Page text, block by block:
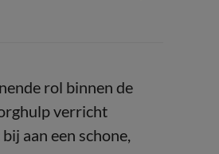
rol binnen de
verricht
aan een schone,